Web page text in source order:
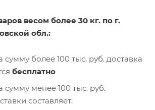
весом более 30 кг. по г.
обл.:
сумму более 100 тыс. руб. доставка
бесплатно
сумму менее 100 тыс. руб.
составляет: